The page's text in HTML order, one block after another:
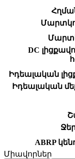
DC
Իդեալական
Իդեալական
ABRP
Միավորներ